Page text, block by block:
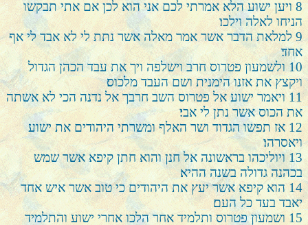
8 ויען ישוע הלא אמרתי לכם אני הוא לכן אם אתי תבקשו
הניחו לאלה וילכו׃
9 למלאת הדבר אשר אמר מאלה אשר נתת לי לא אבד לי אף
אחד׃
10 ולשמעון פטרוס חרב וישלפה ויך את עבד הכהן הגדול
ויקצץ את אזנו הימנית ושם העבד מלכוס׃
11 ויאמר ישוע אל פטרוס השב חרבך אל נדנה הכי לא אשתה
את הכוס אשר נתן לי אבי׃
12 אז תפשו הגדוד ושר האלף ומשרתי היהודים את ישוע
ויאסרהו׃
13 ויוליכהו בראשונה אל חנן והוא חתן קיפא אשר שמש
בכהנה גדולה בשנה ההיא׃
14 הוא קיפא אשר יעץ את היהודים כי טוב אשר איש אחד
יאבד בעד כל העם׃
15 ושמעון פטרוס ותלמיד אחר הלכו אחרי ישוע והתלמיד